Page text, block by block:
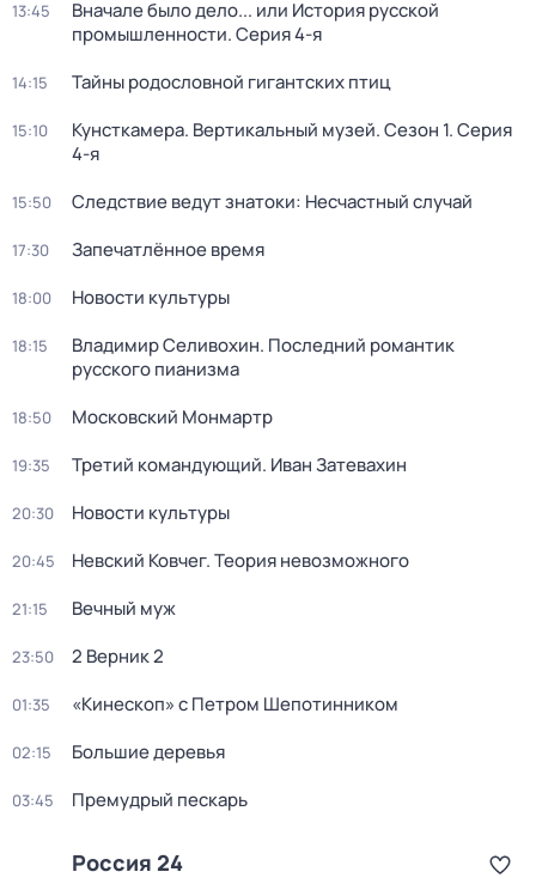
13:45
Вначале было дело... или История русской
промышленности. Серия 4-я
14:15 Тайны родословной гигантских птиц
15:10 Кунсткамера. Вертикальный музей. Сезон 1. Серия
4-я
15:50 Следствие ведут знатоки: Несчастный случай
17:30 Запечатлённое время
18:00 Новости культуры
18:15
Владимир Селивохин. Последний романтик
русского пианизма
18:50 Московский Монмартр
19:35 Третий командующий. Иван Затевахин
20:30 Новости культуры
20:45 Невский Ковчег. Теория невозможного
21:15 Вечный муж
23:50 2 Верник 2
01:35 «Кинескоп» с Петром Шепотинником
02:15 Большие деревья
03:45 Премудрый пескарь
Россия 24